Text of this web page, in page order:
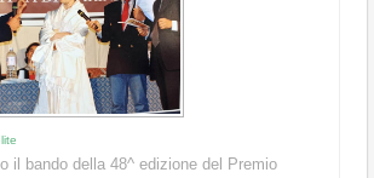
il bando della 48^ edizione del Premio